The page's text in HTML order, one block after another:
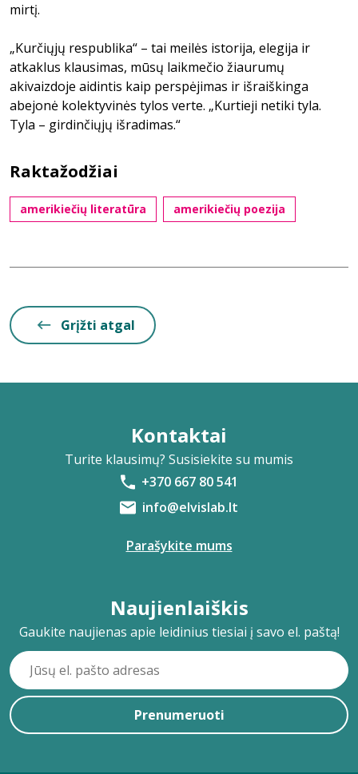
mirtį.
„Kurčiųjų respublika“ – tai meilės istorija, elegija ir
atkaklus klausimas, mūsų laikmečio žiaurumų
akivaizdoje aidintis kaip perspėjimas ir išraiškinga
abejonė kolektyvinės tylos verte. „Kurtieji netiki tyla.
Tyla – girdinčiųjų išradimas.“
Raktažodžiai
amerikiečių literatūra amerikiečių poezija
Grįžti atgal
Kontaktai
Turite klausimų? Susisiekite su mumis
+370 667 80 541
info@elvislab.lt
Parašykite mums
Naujienlaiškis
Gaukite naujienas apie leidinius tiesiai į savo el. paštą!
Prenumeruoti